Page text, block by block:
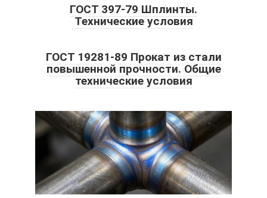
ГОСТ 397-79 Шплинты.
Технические условия
ГОСТ 19281-89 Прокат из стали
повышенной прочности. Общие
технические условия